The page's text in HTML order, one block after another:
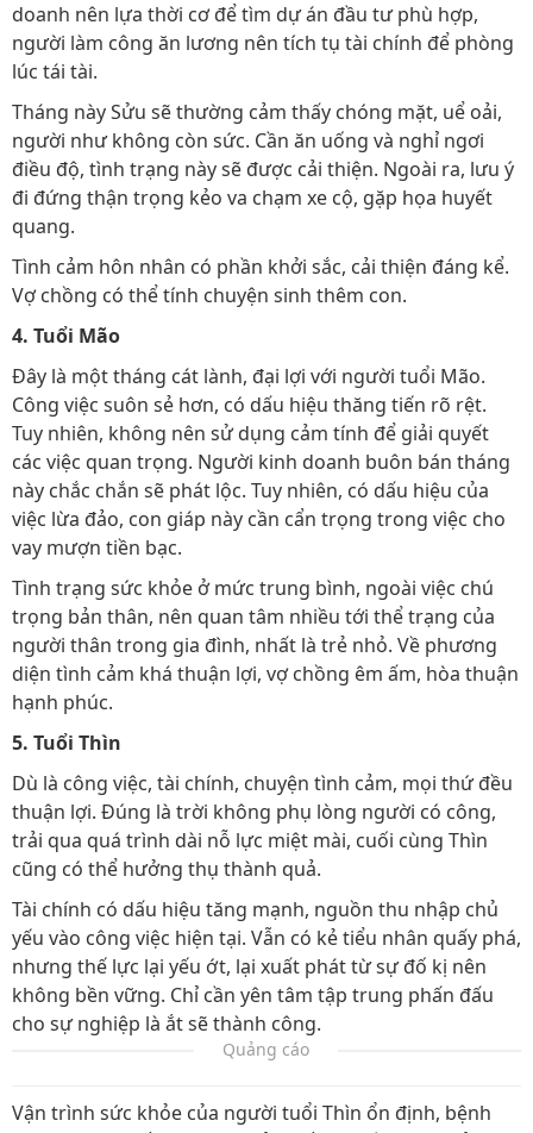
doanh nên lựa thời cơ để tìm dự án đầu tư phù hợp,
người làm công ăn lương nên tích tụ tài chính để phòng
lúc tái tài.
Tháng này Sửu sẽ thường cảm thấy chóng mặt, uể oải,
người như không còn sức. Cần ăn uống và nghỉ ngơi
điều độ, tình trạng này sẽ được cải thiện. Ngoài ra, lưu ý
đi đứng thận trọng kẻo va chạm xe cộ, gặp họa huyết
quang.
Tình cảm hôn nhân có phần khởi sắc, cải thiện đáng kể.
Vợ chồng có thể tính chuyện sinh thêm con.
4. Tuổi Mão
Đây là một tháng cát lành, đại lợi với người tuổi Mão.
Công việc suôn sẻ hơn, có dấu hiệu thăng tiến rõ rệt.
Tuy nhiên, không nên sử dụng cảm tính để giải quyết
các việc quan trọng. Người kinh doanh buôn bán tháng
này chắc chắn sẽ phát lộc. Tuy nhiên, có dấu hiệu của
việc lừa đảo, con giáp này cần cẩn trọng trong việc cho
vay mượn tiền bạc.
Tình trạng sức khỏe ở mức trung bình, ngoài việc chú
trọng bản thân, nên quan tâm nhiều tới thể trạng của
người thân trong gia đình, nhất là trẻ nhỏ. Về phương
diện tình cảm khá thuận lợi, vợ chồng êm ấm, hòa thuận
hạnh phúc.
5. Tuổi Thìn
Dù là công việc, tài chính, chuyện tình cảm, mọi thứ đều
thuận lợi. Đúng là trời không phụ lòng người có công,
trải qua quá trình dài nỗ lực miệt mài, cuối cùng Thìn
cũng có thể hưởng thụ thành quả.
Tài chính có dấu hiệu tăng mạnh, nguồn thu nhập chủ
yếu vào công việc hiện tại. Vẫn có kẻ tiểu nhân quấy phá,
nhưng thế lực lại yếu ớt, lại xuất phát từ sự đố kị nên
không bền vững. Chỉ cần yên tâm tập trung phấn đấu
cho sự nghiệp là ắt sẽ thành công.
Quảng cáo
Vận trình sức khỏe của người tuổi Thìn ổn định, bệnh